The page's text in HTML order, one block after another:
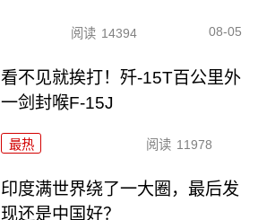
阅读 14394 08-05
看不见就挨打！歼-15T百公里外
一剑封喉F-15J
最热 阅读 11978
印度满世界绕了一大圈，最后发
现还是中国好？